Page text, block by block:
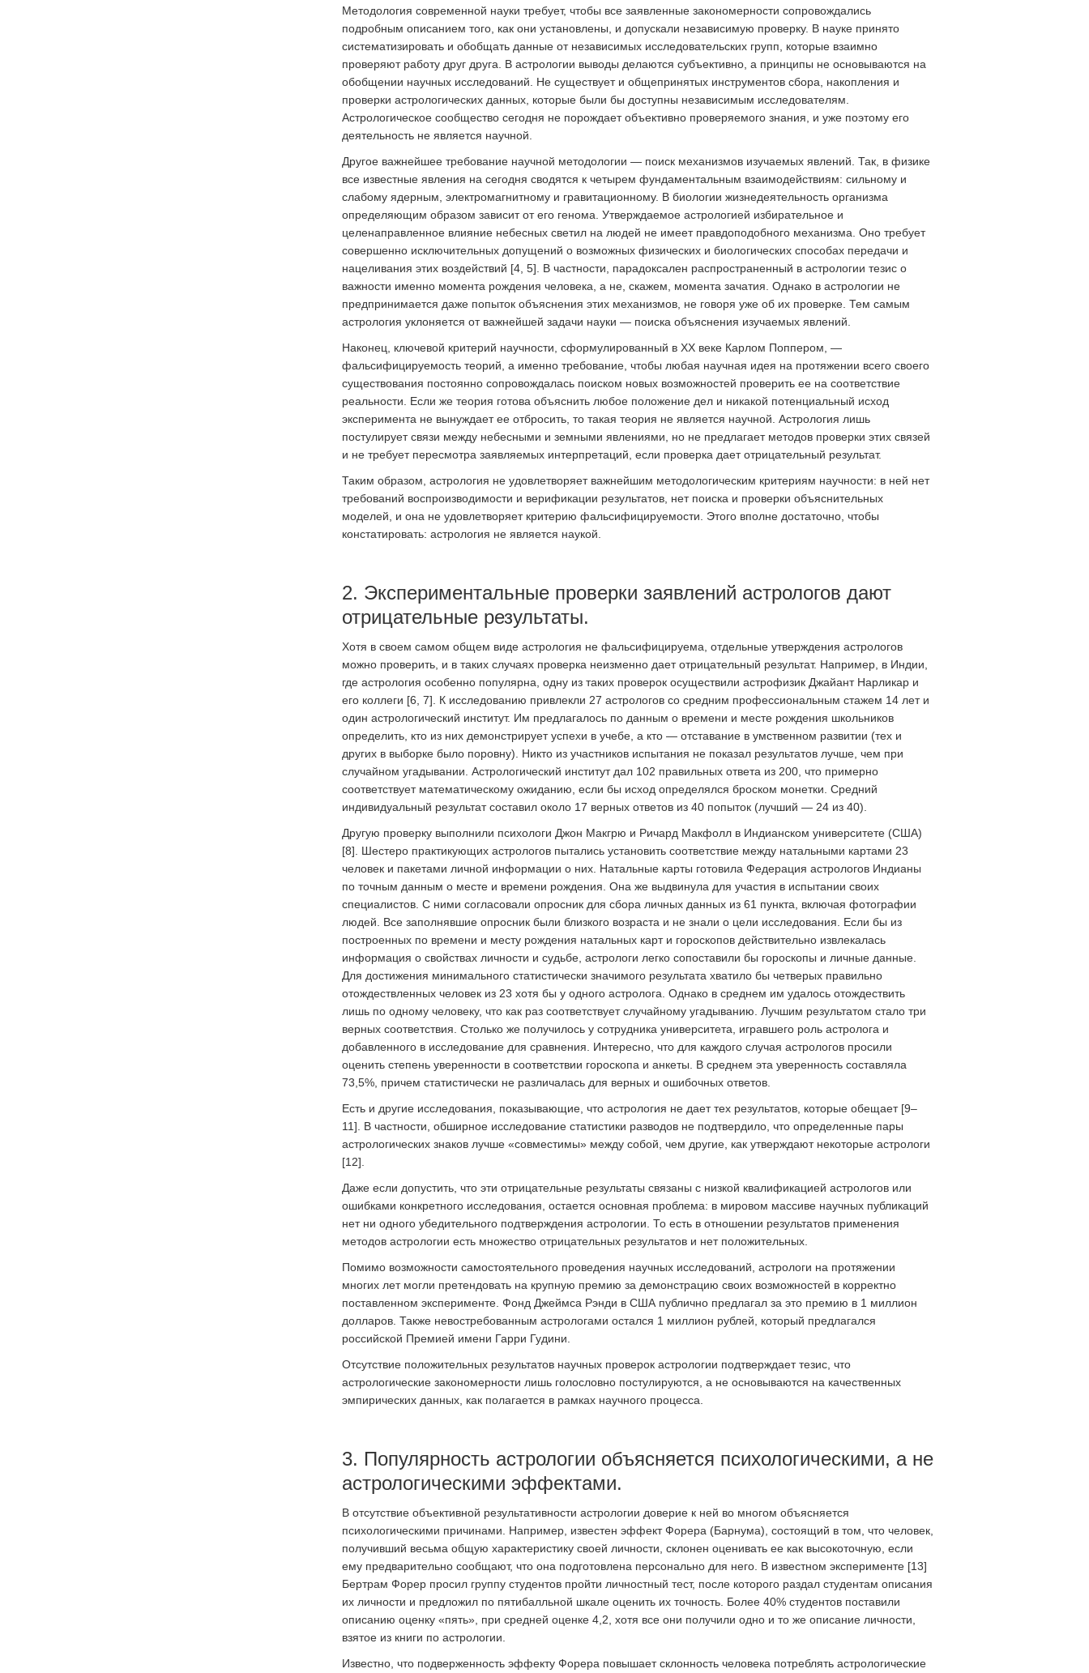
Методология современной науки требует, чтобы все заявленные закономерности сопровождались
подробным описанием того, как они установлены, и допускали независимую проверку. В науке принято
систематизировать и обобщать данные от независимых исследовательских групп, которые взаимно
проверяют работу друг друга. В астрологии выводы делаются субъективно, а принципы не основываются на
обобщении научных исследований. Не существует и общепринятых инструментов сбора, накопления и
проверки астрологических данных, которые были бы доступны независимым исследователям.
Астрологическое сообщество сегодня не порождает объективно проверяемого знания, и уже поэтому его
деятельность не является научной.
Другое важнейшее требование научной методологии — поиск механизмов изучаемых явлений. Так, в физике
все известные явления на сегодня сводятся к четырем фундаментальным взаимодействиям: сильному и
слабому ядерным, электромагнитному и гравитационному. В биологии жизнедеятельность организма
определяющим образом зависит от его генома. Утверждаемое астрологией избирательное и
целенаправленное влияние небесных светил на людей не имеет правдоподобного механизма. Оно требует
совершенно исключительных допущений о возможных физических и биологических способах передачи и
нацеливания этих воздействий [4, 5]. В частности, парадоксален распространенный в астрологии тезис о
важности именно момента рождения человека, а не, скажем, момента зачатия. Однако в астрологии не
предпринимается даже попыток объяснения этих механизмов, не говоря уже об их проверке. Тем самым
астрология уклоняется от важнейшей задачи науки — поиска объяснения изучаемых явлений.
Наконец, ключевой критерий научности, сформулированный в XX веке Карлом Поппером, —
фальсифицируемость теорий, а именно требование, чтобы любая научная идея на протяжении всего своего
существования постоянно сопровождалась поиском новых возможностей проверить ее на соответствие
реальности. Если же теория готова объяснить любое положение дел и никакой потенциальный исход
эксперимента не вынуждает ее отбросить, то такая теория не является научной. Астрология лишь
постулирует связи между небесными и земными явлениями, но не предлагает методов проверки этих связей
и не требует пересмотра заявляемых интерпретаций, если проверка дает отрицательный результат.
Таким образом, астрология не удовлетворяет важнейшим методологическим критериям научности: в ней нет
требований воспроизводимости и верификации результатов, нет поиска и проверки объяснительных
моделей, и она не удовлетворяет критерию фальсифицируемости. Этого вполне достаточно, чтобы
констатировать: астрология не является наукой.
2. Экспериментальные проверки заявлений астрологов дают
отрицательные результаты.
Хотя в своем самом общем виде астрология не фальсифицируема, отдельные утверждения астрологов
можно проверить, и в таких случаях проверка неизменно дает отрицательный результат. Например, в Индии,
где астрология особенно популярна, одну из таких проверок осуществили астрофизик Джайант Нарликар и
его коллеги [6, 7]. К исследованию привлекли 27 астрологов со средним профессиональным стажем 14 лет и
один астрологический институт. Им предлагалось по данным о времени и месте рождения школьников
определить, кто из них демонстрирует успехи в учебе, а кто — отставание в умственном развитии (тех и
других в выборке было поровну). Никто из участников испытания не показал результатов лучше, чем при
случайном угадывании. Астрологический институт дал 102 правильных ответа из 200, что примерно
соответствует математическому ожиданию, если бы исход определялся броском монетки. Средний
индивидуальный результат составил около 17 верных ответов из 40 попыток (лучший — 24 из 40).
Другую проверку выполнили психологи Джон Макгрю и Ричард Макфолл в Индианском университете (США)
[8]. Шестеро практикующих астрологов пытались установить соответствие между натальными картами 23
человек и пакетами личной информации о них. Натальные карты готовила Федерация астрологов Индианы
по точным данным о месте и времени рождения. Она же выдвинула для участия в испытании своих
специалистов. С ними согласовали опросник для сбора личных данных из 61 пункта, включая фотографии
людей. Все заполнявшие опросник были близкого возраста и не знали о цели исследования. Если бы из
построенных по времени и месту рождения натальных карт и гороскопов действительно извлекалась
информация о свойствах личности и судьбе, астрологи легко сопоставили бы гороскопы и личные данные.
Для достижения минимального статистически значимого результата хватило бы четверых правильно
отождествленных человек из 23 хотя бы у одного астролога. Однако в среднем им удалось отождествить
лишь по одному человеку, что как раз соответствует случайному угадыванию. Лучшим результатом стало три
верных соответствия. Столько же получилось у сотрудника университета, игравшего роль астролога и
добавленного в исследование для сравнения. Интересно, что для каждого случая астрологов просили
оценить степень уверенности в соответствии гороскопа и анкеты. В среднем эта уверенность составляла
73,5%, причем статистически не различалась для верных и ошибочных ответов.
Есть и другие исследования, показывающие, что астрология не дает тех результатов, которые обещает [9–
11]. В частности, обширное исследование статистики разводов не подтвердило, что определенные пары
астрологических знаков лучше «совместимы» между собой, чем другие, как утверждают некоторые астрологи
[12].
Даже если допустить, что эти отрицательные результаты связаны с низкой квалификацией астрологов или
ошибками конкретного исследования, остается основная проблема: в мировом массиве научных публикаций
нет ни одного убедительного подтверждения астрологии. То есть в отношении результатов применения
методов астрологии есть множество отрицательных результатов и нет положительных.
Помимо возможности самостоятельного проведения научных исследований, астрологи на протяжении
многих лет могли претендовать на крупную премию за демонстрацию своих возможностей в корректно
поставленном эксперименте. Фонд Джеймса Рэнди в США публично предлагал за это премию в 1 миллион
долларов. Также невостребованным астрологами остался 1 миллион рублей, который предлагался
российской Премией имени Гарри Гудини.
Отсутствие положительных результатов научных проверок астрологии подтверждает тезис, что
астрологические закономерности лишь голословно постулируются, а не основываются на качественных
эмпирических данных, как полагается в рамках научного процесса.
3. Популярность астрологии объясняется психологическими, а не
астрологическими эффектами.
В отсутствие объективной результативности астрологии доверие к ней во многом объясняется
психологическими причинами. Например, известен эффект Форера (Барнума), состоящий в том, что человек,
получивший весьма общую характеристику своей личности, склонен оценивать ее как высокоточную, если
ему предварительно сообщают, что она подготовлена персонально для него. В известном эксперименте [13]
Бертрам Форер просил группу студентов пройти личностный тест, после которого раздал студентам описания
их личности и предложил по пятибалльной шкале оценить их точность. Более 40% студентов поставили
описанию оценку «пять», при средней оценке 4,2, хотя все они получили одно и то же описание личности,
взятое из книги по астрологии.
Известно, что подверженность эффекту Форера повышает склонность человека потреблять астрологические